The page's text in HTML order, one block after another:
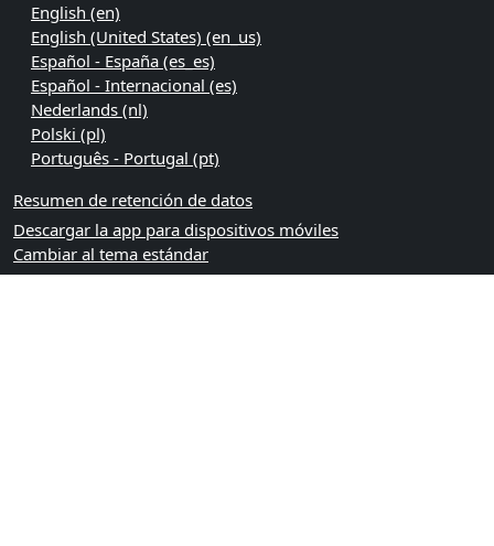
English ‎(en)‎
English (United States) ‎(en_us)‎
Español - España ‎(es_es)‎
Español - Internacional ‎(es)‎
Nederlands ‎(nl)‎
Polski ‎(pl)‎
Português - Portugal ‎(pt)‎
Resumen de retención de datos
Descargar la app para dispositivos móviles
Cambiar al tema estándar